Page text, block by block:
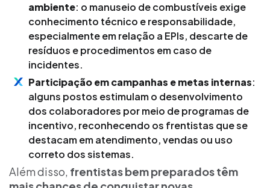
ambiente: o manuseio de combustíveis exige
conhecimento técnico e responsabilidade,
especialmente em relação a EPIs, descarte de
resíduos e procedimentos em caso de
incidentes.
Participação em campanhas e metas internas:
alguns postos estimulam o desenvolvimento
dos colaboradores por meio de programas de
incentivo, reconhecendo os frentistas que se
destacam em atendimento, vendas ou uso
correto dos sistemas.
Além disso, frentistas bem preparados têm